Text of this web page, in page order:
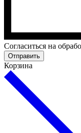
Cогласиться на
Отправить
Корзина